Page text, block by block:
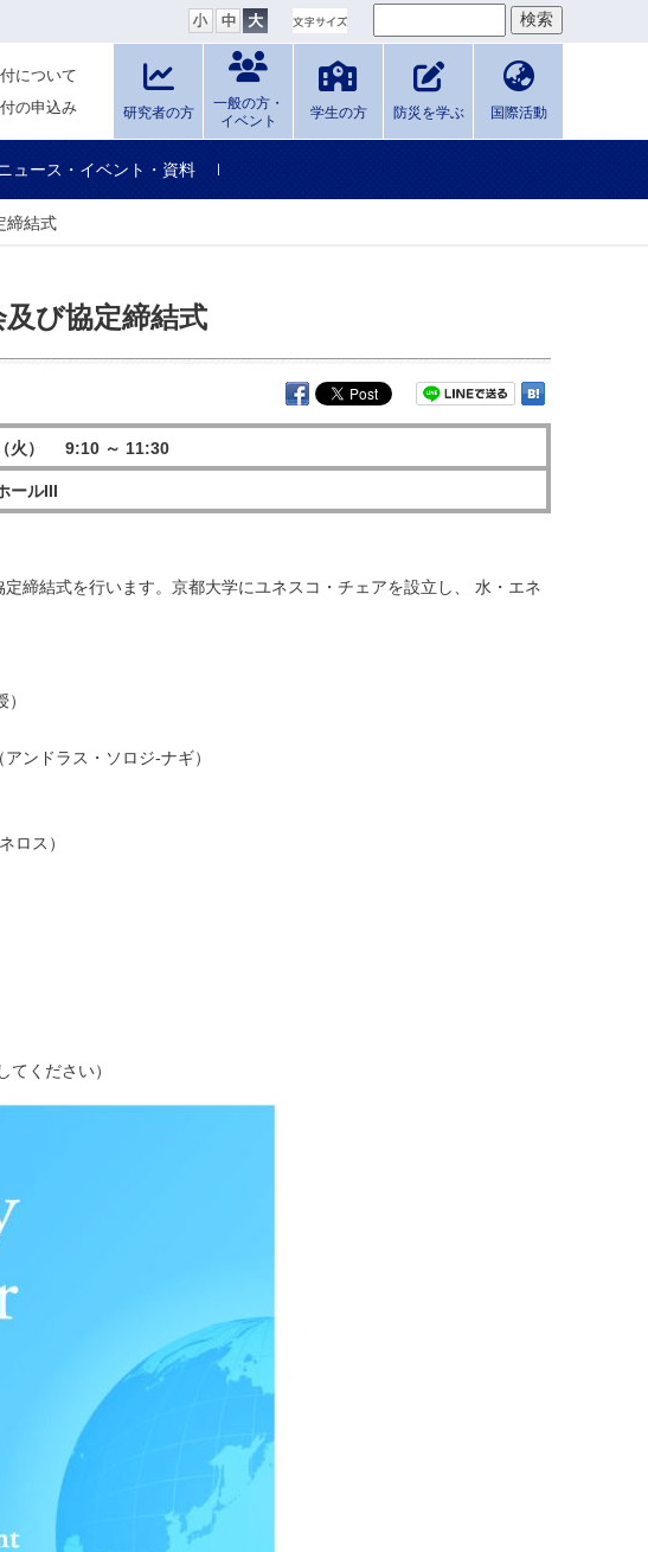
について
の申込み
研究者の方
一般の方・
イベント
学生の方 防災を学ぶ 国際活動
ュース・イベント・資料
締結式
び協定締結式
（火） 9:10 ～ 11:30
ールIII
締結式を行います。京都大学にユネスコ・チェアを設立し、 水・エネ
ンドラス・ソロジ-ナギ）
ロス）
ください）